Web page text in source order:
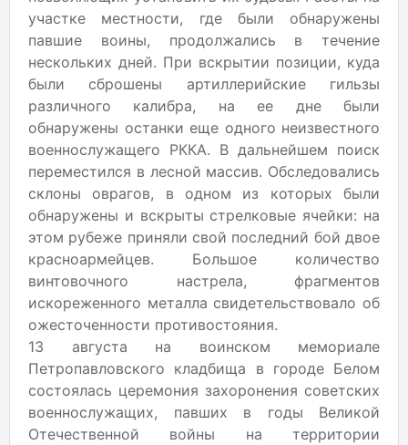
участке местности, где были обнаружены
павшие воины, продолжались в течение
нескольких дней. При вскрытии позиции, куда
были сброшены артиллерийские гильзы
различного калибра, на ее дне были
обнаружены останки еще одного неизвестного
военнослужащего РККА. В дальнейшем поиск
переместился в лесной массив. Обследовались
склоны оврагов, в одном из которых были
обнаружены и вскрыты стрелковые ячейки: на
этом рубеже приняли свой последний бой двое
красноармейцев. Большое количество
винтовочного настрела, фрагментов
искореженного металла свидетельствовало об
ожесточенности противостояния.
13 августа на воинском мемориале
Петропавловского кладбища в городе Белом
состоялась церемония захоронения советских
военнослужащих, павших в годы Великой
Отечественной войны на территории